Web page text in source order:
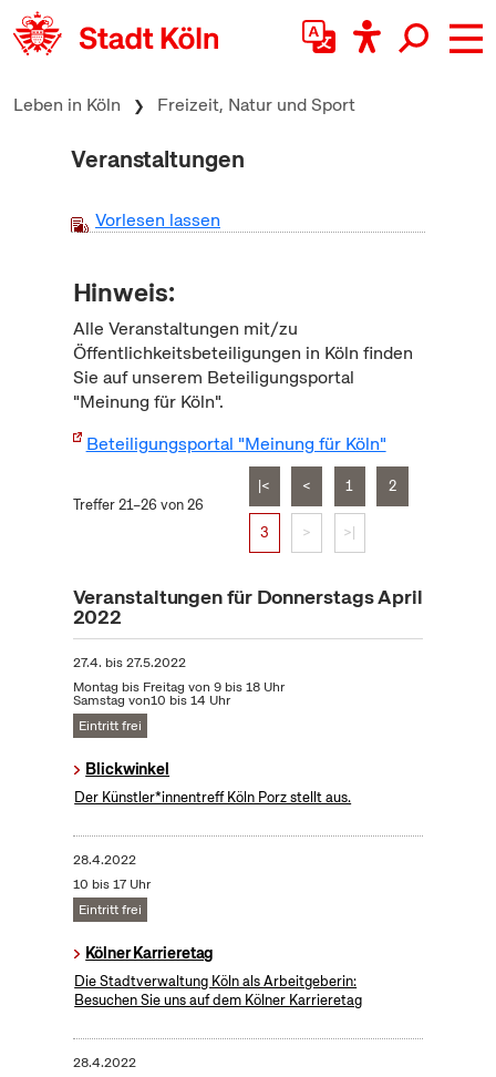
zum Inhalt springen
Leben in Köln Freizeit, Natur und Sport
Veranstaltungen
Vorlesen lassen
Hinweis:
Alle Veranstaltungen mit/zu
Öffentlichkeitsbeteiligungen in Köln finden
Sie auf unserem Beteiligungsportal
"Meinung für Köln".
Beteiligungsportal "Meinung für Köln"
Treffer 21–26 von 26
|< < 1 2
3 > >|
Veranstaltungen für Donnerstags April
2022
27.4. bis27.5.2022
Montag bis Freitag von 9 bis 18 Uhr
Samstag von10 bis 14 Uhr
Eintritt frei
Blickwinkel
Der Künstler*innentreff Köln Porz stellt aus.
28.4.2022
10 bis 17 Uhr
Eintritt frei
Kölner Karrieretag
Die Stadtverwaltung Köln als Arbeitgeberin:
Besuchen Sie uns auf dem Kölner Karrieretag
28.4.2022